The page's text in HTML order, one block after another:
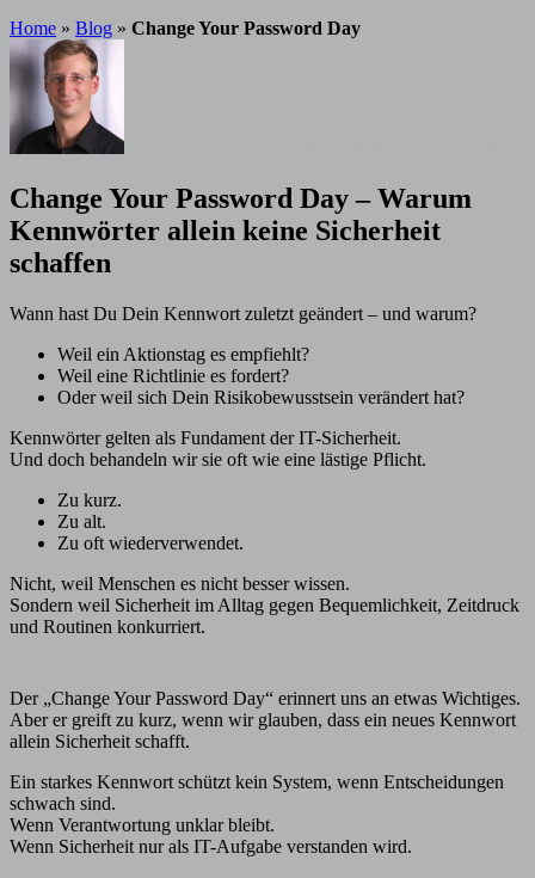
Home » Blog » Change Your Password Day
Change Your Password Day – Warum
Kennwörter allein keine Sicherheit
schaffen
Wann hast Du Dein Kennwort zuletzt geändert – und warum?
Weil ein Aktionstag es empfiehlt?
Weil eine Richtlinie es fordert?
Oder weil sich Dein Risikobewusstsein verändert hat?
Kennwörter gelten als Fundament der IT-Sicherheit.
Und doch behandeln wir sie oft wie eine lästige Pflicht.
Zu kurz.
Zu alt.
Zu oft wiederverwendet.
Nicht, weil Menschen es nicht besser wissen.
Sondern weil Sicherheit im Alltag gegen Bequemlichkeit, Zeitdruck
und Routinen konkurriert.
Der „Change Your Password Day“ erinnert uns an etwas Wichtiges.
Aber er greift zu kurz, wenn wir glauben, dass ein neues Kennwort
allein Sicherheit schafft.
Ein starkes Kennwort schützt kein System, wenn Entscheidungen
schwach sind.
Wenn Verantwortung unklar bleibt.
Wenn Sicherheit nur als IT-Aufgabe verstanden wird.